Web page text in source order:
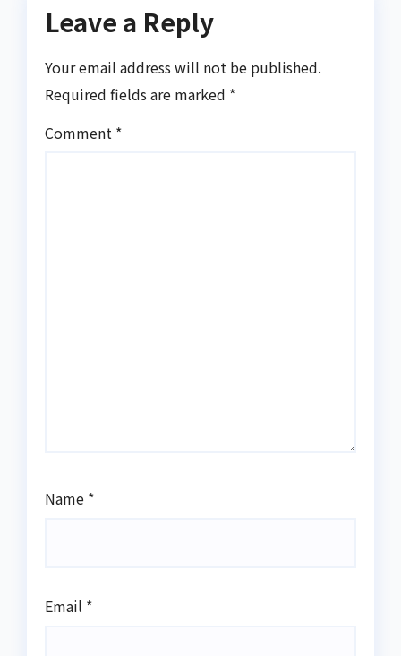
Leave a Reply
Your email address will not be published.
Required fields are marked *
Comment *
Name *
Email *